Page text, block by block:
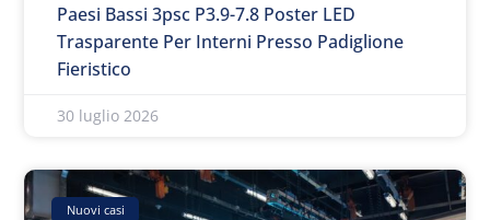
Paesi Bassi 3psc P3.9-7.8 Poster LED
Trasparente Per Interni Presso Padiglione
Fieristico
30 luglio 2026
Nuovi casi